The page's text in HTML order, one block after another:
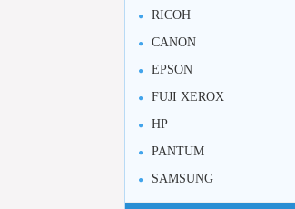
RICOH
CANON
EPSON
FUJI XEROX
HP
PANTUM
SAMSUNG